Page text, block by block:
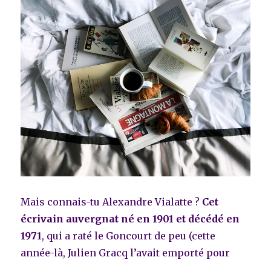
Mais connais-tu Alexandre Vialatte ? Cet
écrivain auvergnat né en 1901 et décédé en
1971, qui a raté le Goncourt de peu (cette
année-là, Julien Gracq l’avait emporté pour